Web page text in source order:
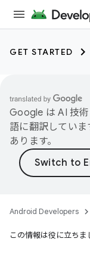
GET STARTED
Google は AI 技
語に翻訳してい
あります。
Android Developers
この情報は役に立ちま